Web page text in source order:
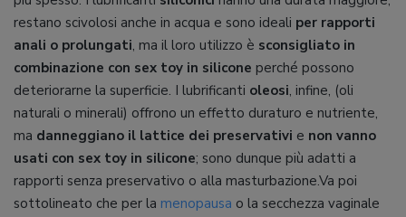
restano scivolosi anche in acqua e sono ideali per rapporti
anali o prolungati, ma il loro utilizzo è sconsigliato in
combinazione con sex toy in silicone perché possono
deteriorarne la superficie. I lubrificanti oleosi, infine, (oli
naturali o minerali) offrono un effetto duraturo e nutriente,
ma danneggiano il lattice dei preservativi e non vanno
usati con sex toy in silicone; sono dunque più adatti a
rapporti senza preservativo o alla masturbazione.Va poi
sottolineato che per la menopausa o la secchezza vaginale